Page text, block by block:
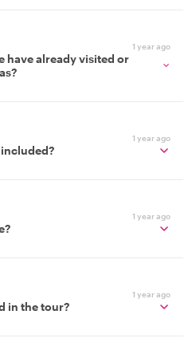
1 year ago
have already visited or
1 year ago
1 year ago
1 year ago
in the tour?